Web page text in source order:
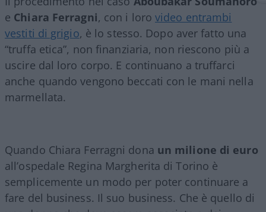
e Chiara Ferragni, con i lorovideo entrambi
vestiti di grigio, è lo stesso. Dopo aver fatto una
“truffa etica”, non finanziaria, non riescono più a
uscire dal loro corpo. E continuano a truffarci
anche quando vengono beccati con le mani nella
marmellata.
Quando Chiara Ferragni dona un milione di euro
all’ospedale Regina Margherita di Torino è
semplicemente un modo per poter continuare a
fare del business. Il suo business. Che è quello di